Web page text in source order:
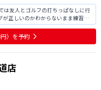
は友人とゴルフの打ちっぱなしに行
が正しいのかわからないまま練習を
際に撮影した自分のスウィングを見
が良かったです！ 改善ポイントを
） を予約
店